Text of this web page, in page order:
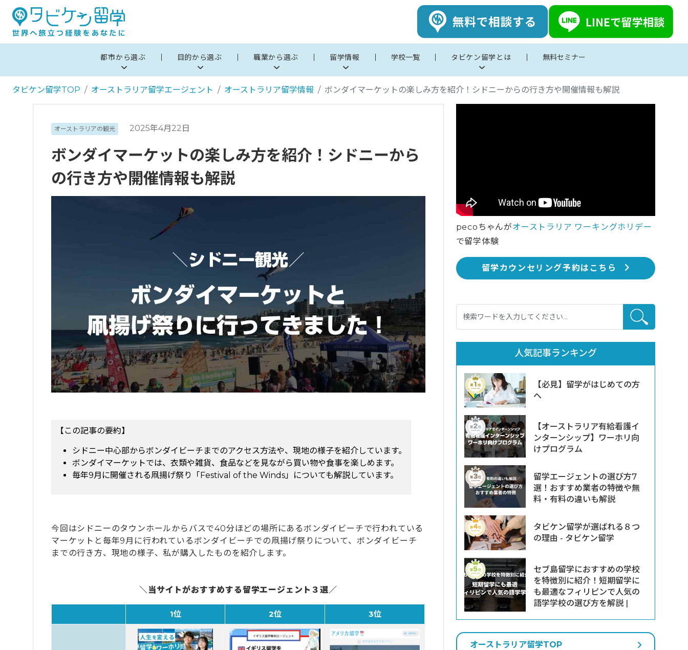
都市から選ぶ 目的から選ぶ 職業から選ぶ 留学情報 学校一覧 タビケン留学とは 無料セミナー
タビケン留学TOP オーストラリア留学エージェント オーストラリア留学情報 ボンダイマーケットの楽しみ方を紹介！シドニーからの行き方や開催情報も解説
オーストラリアの観光 2025年4月22日
ボンダイマーケットの楽しみ方を紹介！シドニーから
の行き方や開催情報も解説
【この記事の要約】
シドニー中心部からボンダイビーチまでのアクセス方法や、現地の様子を紹介しています。
ボンダイマーケットでは、衣類や雑貨、食品などを見ながら買い物や食事を楽しめます。
毎年9月に開催される凧揚げ祭り「Festival of the Winds」についても解説しています。
今回はシドニーのタウンホールからバスで40分ほどの場所にあるボンダイビーチで行われている
マーケットと毎年9月に行われているボンダイビーチでの凧揚げ祭りについて、ボンダイビーチ
までの行き方、現地の様子、私が購入したものを紹介します。
＼当サイトがおすすめする留学エージェント３選／
1位 2位 3位
pecoちゃんがオーストラリア ワーキングホリデー
で留学体験
留学カウンセリング予約はこちら
人気記事ランキング
【必見】留学がはじめての方
へ
【オーストラリア有給看護イ
ンターンシップ】ワーホリ向
けプログラム
留学エージェントの選び方7
選！おすすめ業者の特徴や無
料・有料の違いも解説
タビケン留学が選ばれる８つ
の理由 - タビケン留学
セブ島留学におすすめの学校
を特徴別に紹介！短期留学に
も最適なフィリピンで人気の
語学学校の選び方を解説 |
オーストラリア留学TOP